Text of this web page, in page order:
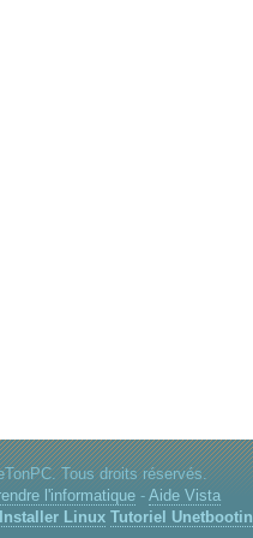
Tous droits réservés.
l'informatique- Aide Vista
Installer Linux Tutoriel Unetbootin